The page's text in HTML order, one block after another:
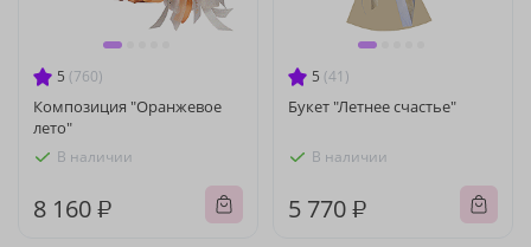
5 (760)
Композиция "Оранжевое
лето"
В наличии
8 160 ₽
5 (41)
Букет "Летнее счастье"
В наличии
5 770 ₽